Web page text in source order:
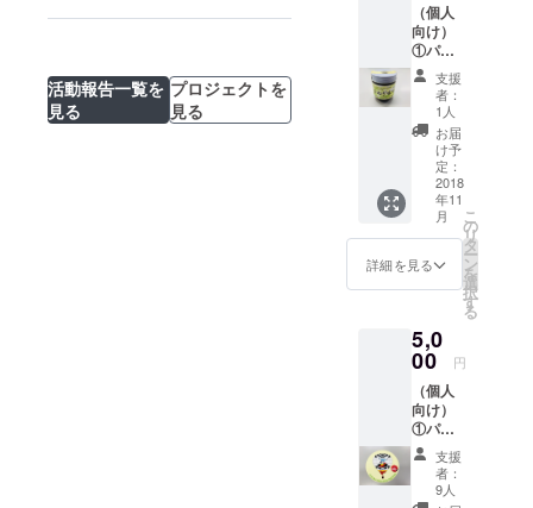
ルーン発表！！
活動報告一覧を
見る
プロジェクトを
見る
（個人
向け）
①パン
フレッ
トに氏
名掲載
（本
名、ア
カウン
ト名な
ど、掲
載する
名前の
表記の
ご希望
を承り
②地元
食材の
白ネ
ギ、大
豆、に
んにく
使用
「白ね
ぎ味
支援
者：
1人
お届
け予
定：
2018
年11
月
詳細を見る
こ
の
リ
タ
ー
ン
を
選
択
す
る
5,0
00 円
（個人
向け）
①パン
フレッ
トに氏
名掲載
支援
者：
9人